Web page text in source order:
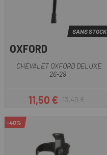
SANS STOCK
OXFORD
CHEVALET OXFORD DELUXE
26-29''
Prix
11,50 €Prix habituel
13,49 €
-40%